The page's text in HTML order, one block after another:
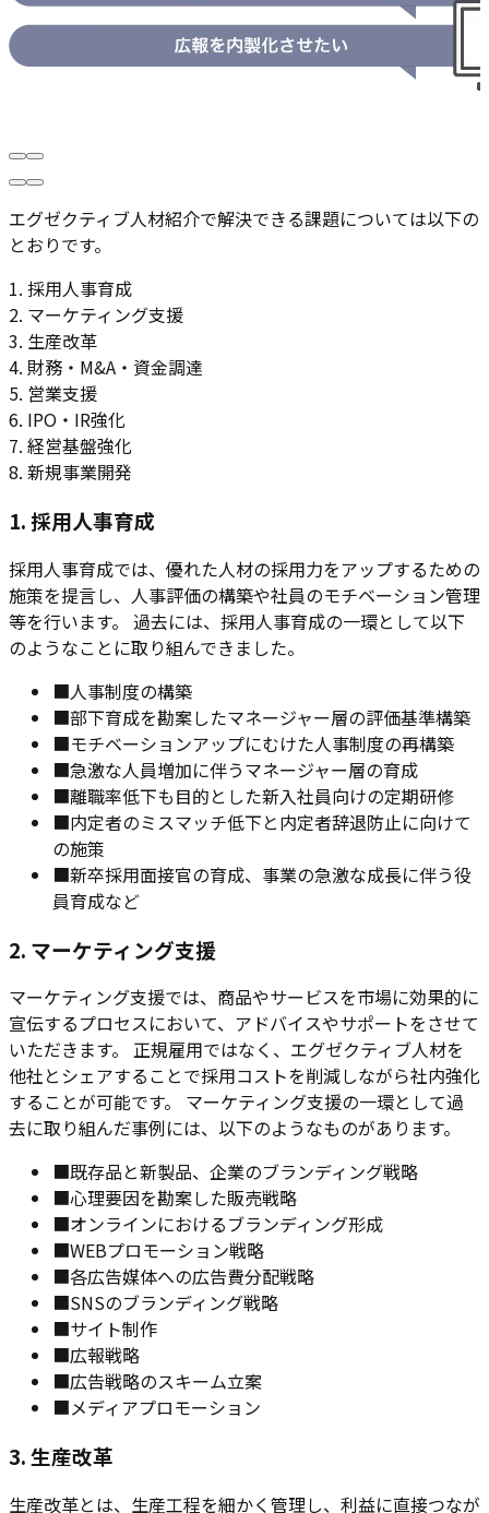
エグゼクティブ人材紹介で解決できる課題については以下の
とおりです。
1. 採用人事育成
2. マーケティング支援
3. 生産改革
4. 財務・M&A・資金調達
5. 営業支援
6. IPO・IR強化
7. 経営基盤強化
8. 新規事業開発
1. 採用人事育成
採用人事育成では、優れた人材の採用力をアップするための
施策を提言し、人事評価の構築や社員のモチベーション管理
等を行います。 過去には、採用人事育成の一環として以下
のようなことに取り組んできました。
■人事制度の構築
■部下育成を勘案したマネージャー層の評価基準構築
■モチベーションアップにむけた人事制度の再構築
■急激な人員増加に伴うマネージャー層の育成
■離職率低下も目的とした新入社員向けの定期研修
■内定者のミスマッチ低下と内定者辞退防止に向けて
の施策
■新卒採用面接官の育成、事業の急激な成長に伴う役
員育成など
2. マーケティング支援
マーケティング支援では、商品やサービスを市場に効果的に
宣伝するプロセスにおいて、アドバイスやサポートをさせて
いただきます。 正規雇用ではなく、エグゼクティブ人材を
他社とシェアすることで採用コストを削減しながら社内強化
することが可能です。 マーケティング支援の一環として過
去に取り組んだ事例には、以下のようなものがあります。
■既存品と新製品、企業のブランディング戦略
■心理要因を勘案した販売戦略
■オンラインにおけるブランディング形成
■WEBプロモーション戦略
■各広告媒体への広告費分配戦略
■SNSのブランディング戦略
■サイト制作
■広報戦略
■広告戦略のスキーム立案
■メディアプロモーション
3. 生産改革
生産改革とは、生産工程を細かく管理し、利益に直接つなが